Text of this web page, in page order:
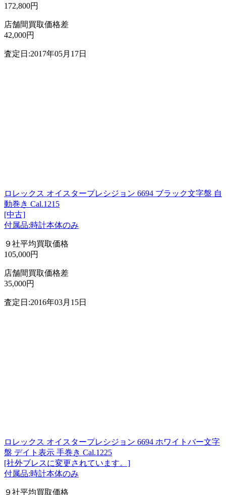
172,800円
店舗間買取価格差
42,000円
査定日:2017年05月17日
ロレックス オイスタープレシジョン 6694 ブラック文字盤 自
動巻き Cal.1215
[中古]
付属品:時計本体のみ
９社平均買取価格
105,000円
店舗間買取価格差
35,000円
査定日:2016年03月15日
ロレックス オイスタープレシジョン 6694 ホワイトバー文字
盤 デイト表示 手巻き Cal.1225
[社外ブレスに変更されています。]
付属品:時計本体のみ
９社平均買取価格